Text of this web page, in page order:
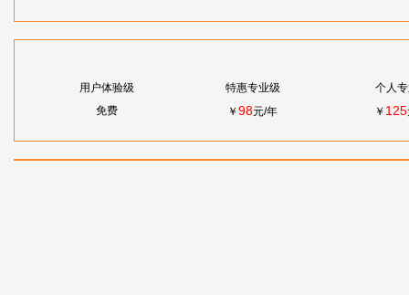
用户体验级 特惠专业级
个人
免费
￥98元/年 ￥ 125